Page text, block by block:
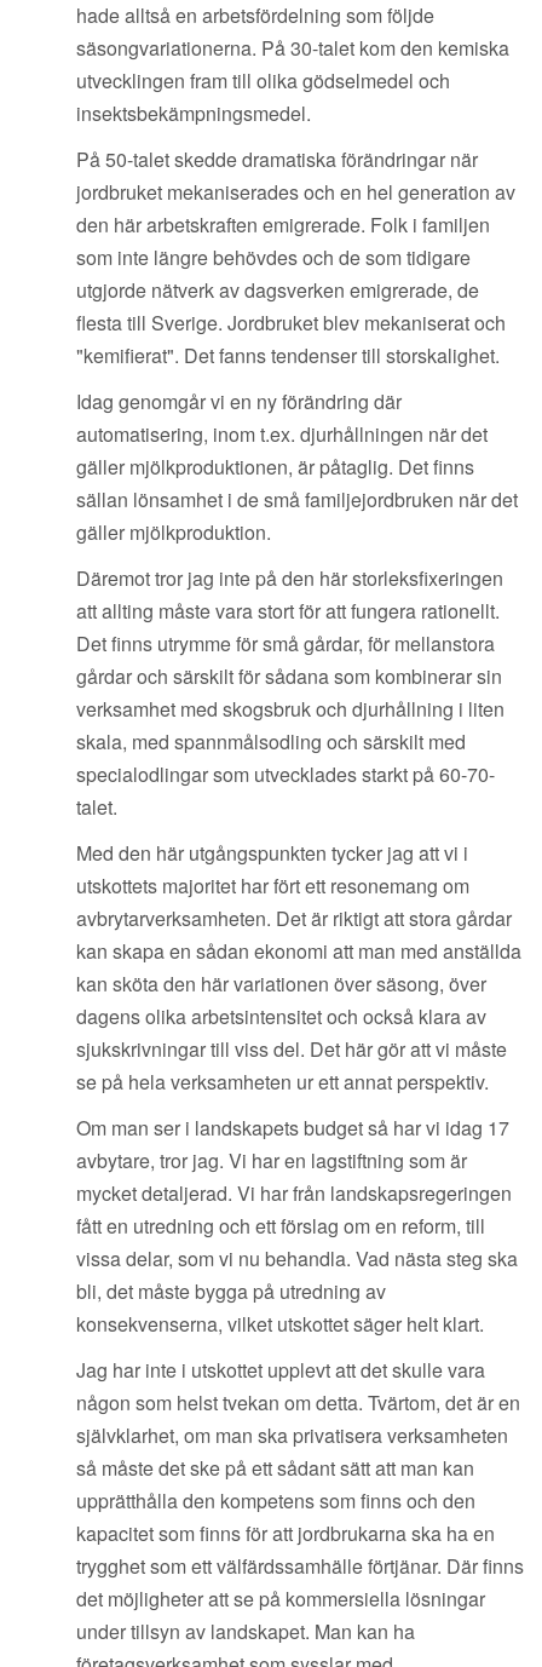
hade alltså en arbetsfördelning som följde
säsongvariationerna. På 30-talet kom den kemiska
utvecklingen fram till olika gödselmedel och
insektsbekämpningsmedel.
På 50-talet skedde dramatiska förändringar när
jordbruket mekaniserades och en hel generation av
den här arbetskraften emigrerade. Folk i familjen
som inte längre behövdes och de som tidigare
utgjorde nätverk av dagsverken emigrerade, de
flesta till Sverige. Jordbruket blev mekaniserat och
"kemifierat". Det fanns tendenser till storskalighet.
Idag genomgår vi en ny förändring där
automatisering, inom t.ex. djurhållningen när det
gäller mjölkproduktionen, är påtaglig. Det finns
sällan lönsamhet i de små familjejordbruken när det
gäller mjölkproduktion.
Däremot tror jag inte på den här storleksfixeringen
att allting måste vara stort för att fungera rationellt.
Det finns utrymme för små gårdar, för mellanstora
gårdar och särskilt för sådana som kombinerar sin
verksamhet med skogsbruk och djurhållning i liten
skala, med spannmålsodling och särskilt med
specialodlingar som utvecklades starkt på 60-70-
talet.
Med den här utgångspunkten tycker jag att vi i
utskottets majoritet har fört ett resonemang om
avbrytarverksamheten. Det är riktigt att stora gårdar
kan skapa en sådan ekonomi att man med anställda
kan sköta den här variationen över säsong, över
dagens olika arbetsintensitet och också klara av
sjukskrivningar till viss del. Det här gör att vi måste
se på hela verksamheten ur ett annat perspektiv.
Om man ser i landskapets budget så har vi idag 17
avbytare, tror jag. Vi har en lagstiftning som är
mycket detaljerad. Vi har från landskapsregeringen
fått en utredning och ett förslag om en reform, till
vissa delar, som vi nu behandla. Vad nästa steg ska
bli, det måste bygga på utredning av
konsekvenserna, vilket utskottet säger helt klart.
Jag har inte i utskottet upplevt att det skulle vara
någon som helst tvekan om detta. Tvärtom, det är en
självklarhet, om man ska privatisera verksamheten
så måste det ske på ett sådant sätt att man kan
upprätthålla den kompetens som finns och den
kapacitet som finns för att jordbrukarna ska ha en
trygghet som ett välfärdssamhälle förtjänar. Där finns
det möjligheter att se på kommersiella lösningar
under tillsyn av landskapet. Man kan ha